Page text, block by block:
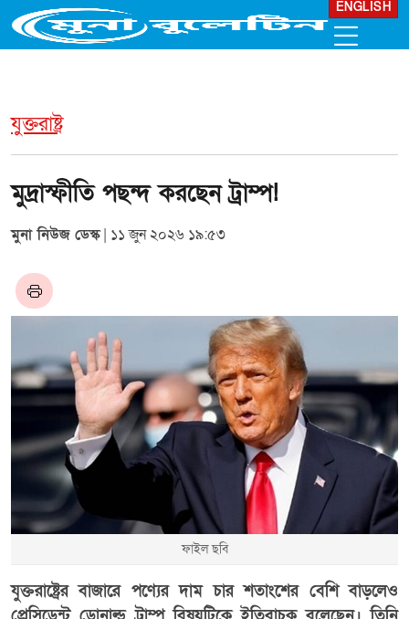
ENGLISH
যুক্তরাষ্ট্র
মুদ্রাস্ফীতি পছন্দ করছেন ট্রাম্প!
মুনা নিউজ ডেস্ক| ১১ জুন ২০২৬ ১৯:৫৩
ফাইল ছবি
যুক্তরাষ্ট্রের বাজারে পণ্যের দাম চার শতাংশের বেশি বাড়লেও